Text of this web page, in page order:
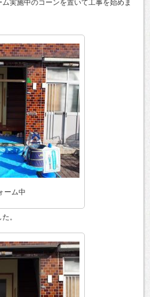
実施中のコーンを置いて工事を始めま
ーム中
。